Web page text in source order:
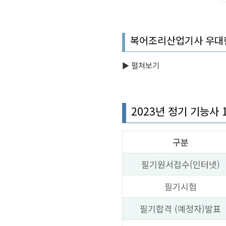
복어조리산업기사 우
▶︎ 펼쳐보기
2023년 정기 기능사
구분
필기원서접수(인터넷)
필기시험
필기합격 (예정자)발표